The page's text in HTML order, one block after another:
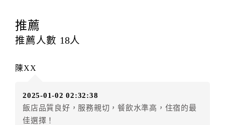
提出申辦不得異動訂單。
每筆訂單異動限定
辦理取消退款。
房者應補足差額。（限原訂飯店）
房者不得要求退其差額。（限原訂飯店）
五、保留住宿權益(保留住房)
推薦
推薦人數 18人
陳XX
2025-01-02 02:32:38
飯店品質良好，服務親切，餐飲水準高，住宿的最
佳選擇！